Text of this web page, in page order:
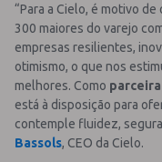
“Para a Cielo, é motivo
300 maiores do varejo
empresas resilientes,
otimismo, o que nos
melhores. Como
está à disposição para
contemple fluidez,
Bassols, CEO da Cielo.